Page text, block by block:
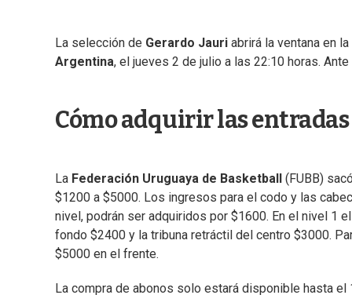
La selección de Gerardo Jauri abrirá la ventana en
Argentina, el jueves 2 de julio a las 22:10 horas. Ante
Cómo adquirir las entradas
La Federación Uruguaya de Basketball (FUBB)
$1200 a $5000. Los ingresos para el codo y las
nivel, podrán ser adquiridos por $1600. En el nivel 1
fondo $2400 y la tribuna retráctil del centro $3000.
$5000 en el frente.
La compra de abonos solo estará disponible hasta